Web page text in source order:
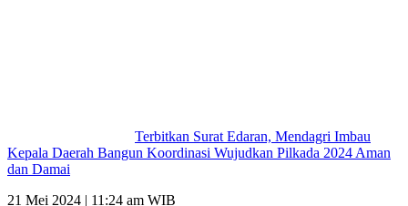
Terbitkan Surat Edaran, Mendagri Imbau
Kepala Daerah Bangun Koordinasi Wujudkan Pilkada 2024 Aman
dan Damai
21 Mei 2024 | 11:24 am WIB